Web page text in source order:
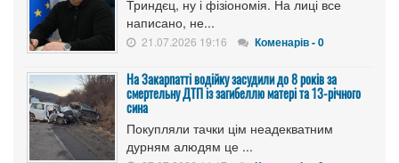
Триндєц, ну і фізіономія. На лиці все
написано, не...
21.07.2026 19:16 Коменарів - 0
На Закарпатті водійку засудили до 8 років за
смертельну ДТП із загибеллю матері та 13-річного
сина
Покупляли тачки цім неадекватним
дурням алюдям це ...